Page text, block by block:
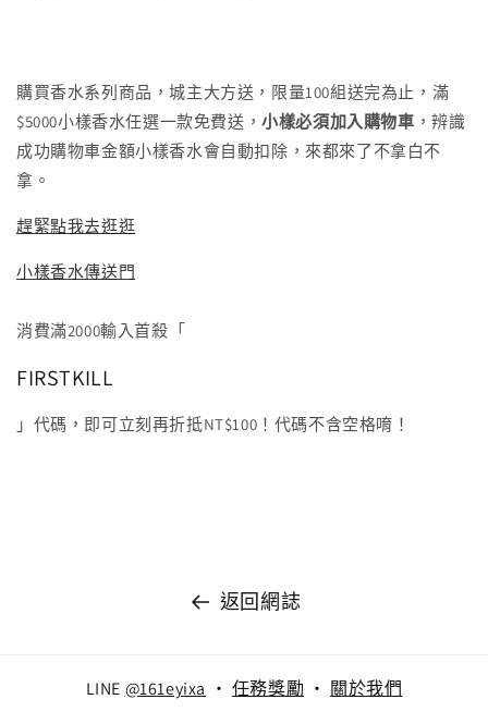
購買香水系列商品，城主大方送，限量100組送完為止，滿
$5000小樣香水任選一款免費送，小樣必須加入購物車 ，辨識
成功購物車金額小樣香水會自動扣除，來都來了不拿白不
拿。
趕緊點我去逛逛
小樣香水傳送門
消費滿2000輸入首殺「
FIRSTKILL
」代碼，即可立刻再折抵NT$100！代碼不含空格唷！
返回網誌
LINE @161eyixa ‧ 任務獎勵 ‧ 關於我們